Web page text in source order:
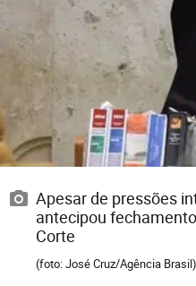
Apesar de pressões
antecipou
Corte
(foto: José Cruz/Agência Brasil)